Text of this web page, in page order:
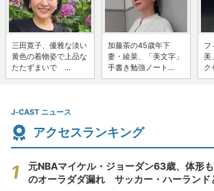
三田寛子、優雅な淡い
黄色の着物姿で上品な
たたずまいで ...
加藤茶の45歳年下
妻・綾菜、「美文字」
手書き勉強ノート...
フ
美
ク
J-CAST ニュース
アクセスランキング
元NBAマイケル・ジョーダン63歳、体形
のオーラダダ漏れ サッカー・ハーランド